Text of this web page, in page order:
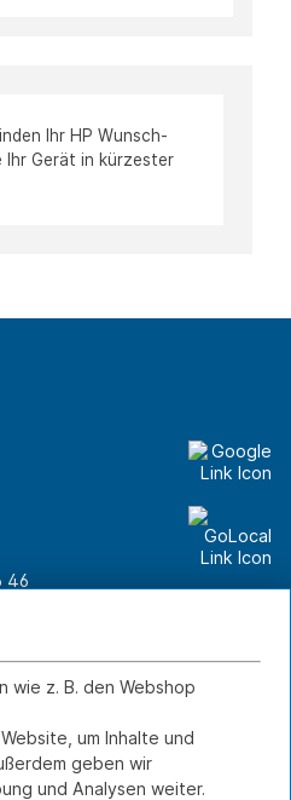
Ihr HP Wunsch-
Ihr Gerät in kürzester
46
IMPRESSUM
FERNWARTUNG
wie z. B. den Webshop
um Inhalte und
geben wir
und Analysen weiter.